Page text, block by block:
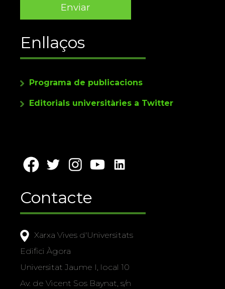
Enllaços
Programa de publicacions
Editorials universitàries a Twitter
Contacte
Xarxa Vives d'Universitats
Edifici Àgora
Universitat Jaume I, local 10
Av. de Vicent Sos Baynat, s/n